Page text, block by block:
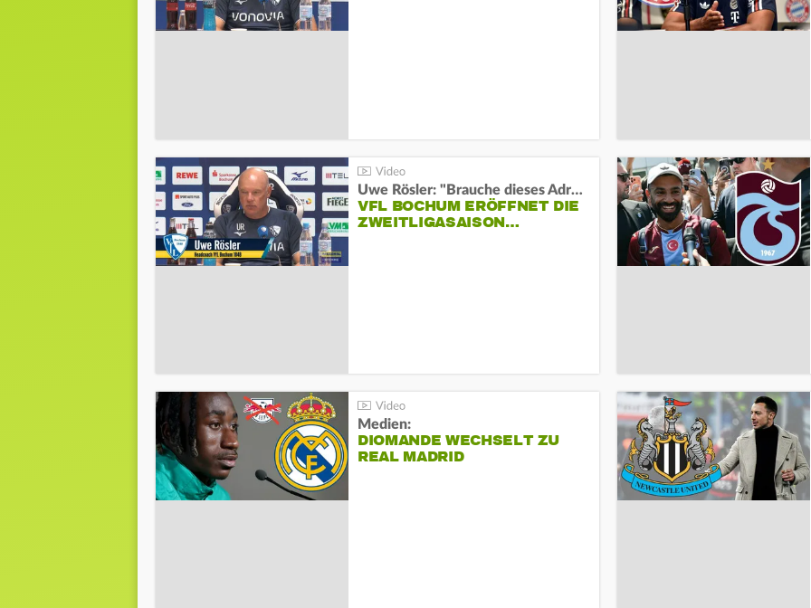
Uwe Rösler: "Brauche dieses Adrenalin"
VFL BOCHUM ERÖFFNET DIE
ZWEITLIGASAISON…
Medien:
DIOMANDE WECHSELT ZU
REAL MADRID